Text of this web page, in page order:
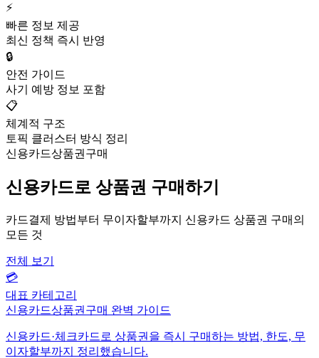
⚡
빠른 정보 제공
최신 정책 즉시 반영
🔒
안전 가이드
사기 예방 정보 포함
📋
체계적 구조
토픽 클러스터 방식 정리
신용카드상품권구매
신용카드로 상품권 구매하기
카드결제 방법부터 무이자할부까지 신용카드 상품권 구매의
모든 것
전체 보기
💳
대표 카테고리
신용카드상품권구매 완벽 가이드
신용카드·체크카드로 상품권을 즉시 구매하는 방법, 한도, 무
이자할부까지 정리했습니다.